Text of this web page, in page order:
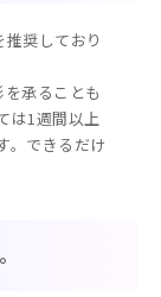
奨しており
承ることも
は1週間以上
。できるだけ